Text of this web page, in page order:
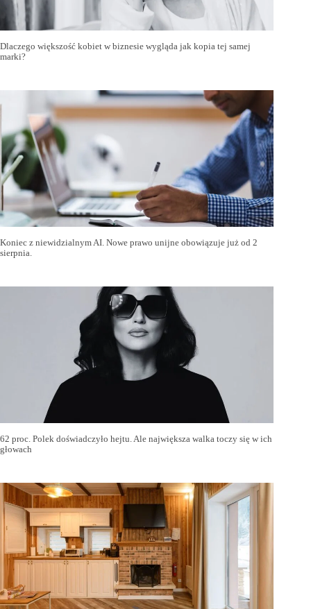
Dlaczego większość kobiet w biznesie wygląda jak kopia tej samej
marki?
Koniec z niewidzialnym AI. Nowe prawo unijne obowiązuje już od 2
sierpnia.
62 proc. Polek doświadczyło hejtu. Ale największa walka toczy się w ich
głowach